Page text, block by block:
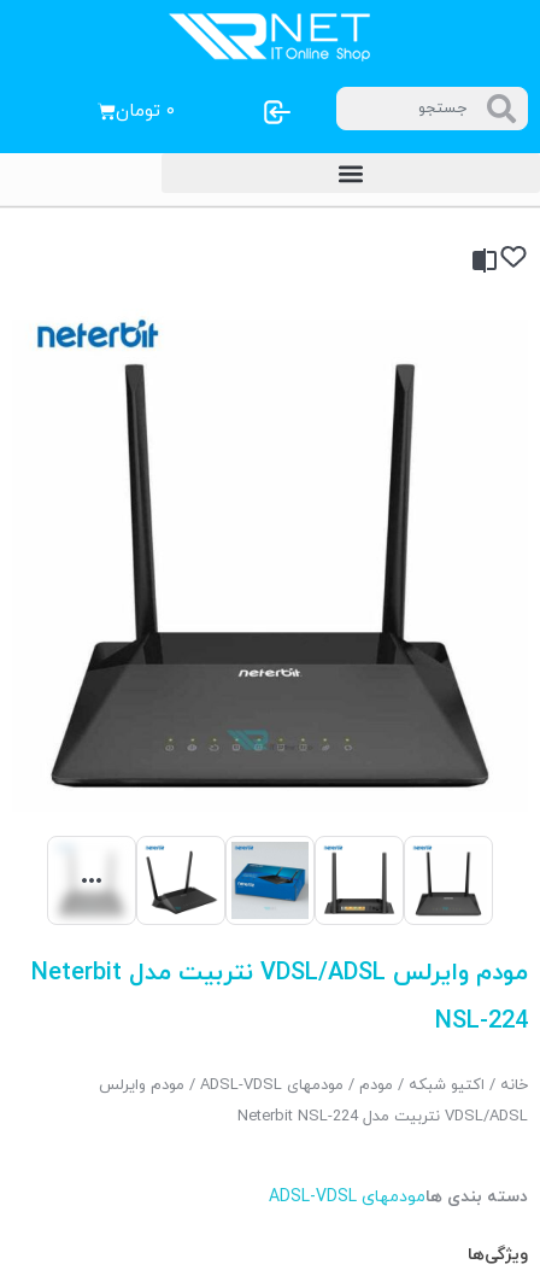
۰ تومان
مودم وایرلس VDSL/ADSL نتربیت مدل Neterbit
NSL-224
خانه / اکتیو شبکه / مودم / مودمهای ADSL-VDSL
/ مودم وایرلس
VDSL/ADSL نتربیت مدل Neterbit NSL-224
دسته بندی هامودمهای ADSL-VDSL
ویژگی‌ها